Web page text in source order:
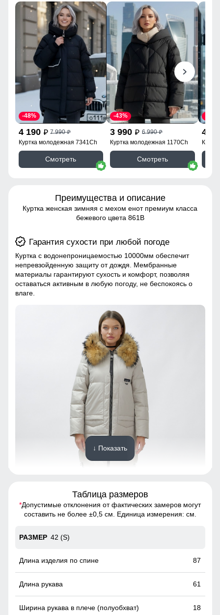
4 190 p 7 990p
-48%
Куртка молодежная 7341Ch
Смотреть
3 990 p 6 990p
-43%
Куртка молодежная 1170Ch
Смотреть
4
Преимущества и описание
Куртка женская зимняя с мехом енот премиум класса
бежевого цвета 861B
Гарантия сухости при любой погоде
Куртка с водонепроницаемостью 10000мм обеспечит
непревзойденную защиту от дождя. Мембранные
материалы гарантируют сухость и комфорт, позволяя
оставаться активным в любую погоду, не беспокоясь о
влаге.
Куртка с водонепроницаемостью 10000мм обеспечит
непревзойденную защиту от дождя. Мембранные
оставаться активным в любую погоду, не беспокоясь о
Манжеты
Эластичные манжеты препятствуют попаданию ветра и
холода.
↓ Показать
Таблица размеров
*Допустимые отклонения от фактических замеров могут
составить не более ±0,5 см. Единица измерения: см.
42 (S)
87
61
18